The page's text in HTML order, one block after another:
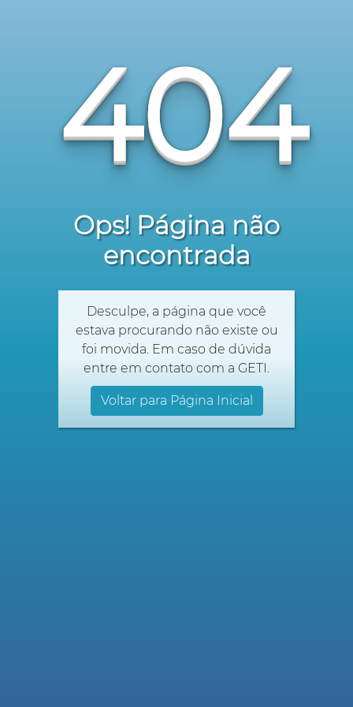
404
Ops! Página não
encontrada
Desculpe, a página que você
estava procurando não existe ou
foi movida. Em caso de dúvida
entre em contato com a GETI.
Voltar para Página Inicial